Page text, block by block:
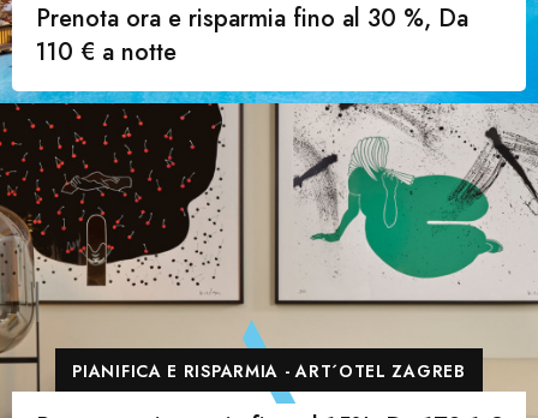
Prenota ora e risparmia fino al 30 %, Da
110 € a notte
PIANIFICA E RISPARMIA - ART´OTEL ZAGREB